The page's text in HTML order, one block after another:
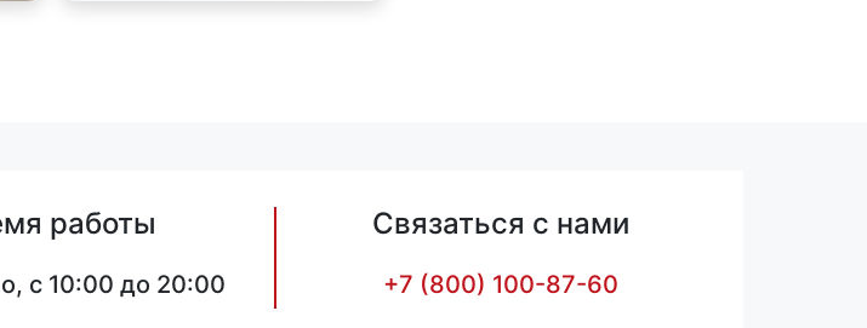
работы
с 10:00 до 20:00
Связаться с нами
+7 (800) 100-87-60